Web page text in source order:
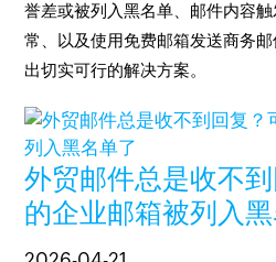
誉差或被列入黑名单、邮件内容
常、以及使用免费邮箱发送商务
出切实可行的解决方案。
外贸邮件总是收不
的企业邮箱被列入